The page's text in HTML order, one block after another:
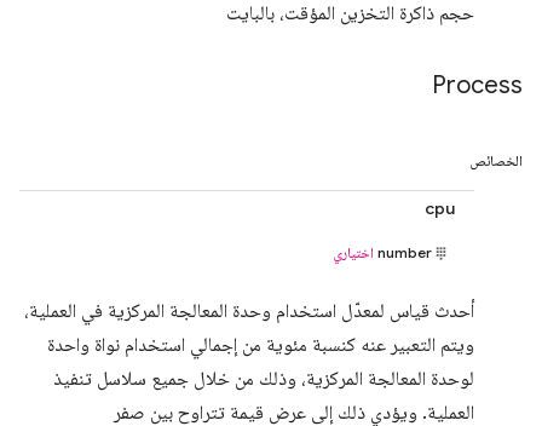
حجم ذاكرة التخزين المؤقت، بالبايت
Process
الخصائص
cpu
number اختياري
أحدث قياس لمعدّل استخدام وحدة المعالجة المركزية في العملية،
ويتم التعبير عنه كنسبة مئوية من إجمالي استخدام نواة واحدة
لوحدة المعالجة المركزية، وذلك من خلال جميع سلاسل تنفيذ
العملية. ويؤدي ذلك إلى عرض قيمة تتراوح بين صفر